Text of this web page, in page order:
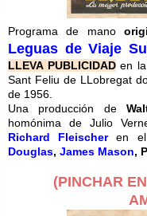
Programa de mano
Leguas de Viaje
LLEVA PUBLICIDADen la
Sant Feliu de LLobregat
de 1956.
Una producción de
homónima de Julio
Richard Fleischeren el
Douglas, James Mason,
(PINCHAR